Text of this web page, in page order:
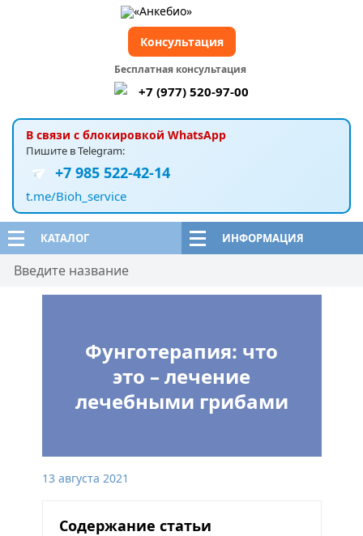
КАТАЛОГ ИНФОРМАЦИЯ
В связи с блокировкой WhatsApp
Пишите в Telegram:
+7 985 522-42-14
t.me/Bioh_service
Бесплатная консультация
+7 (977) 520-97-00
Консультация
Фунготерапия: что
это – лечение
лечебными грибами
13 августа 2021
Содержание статьи